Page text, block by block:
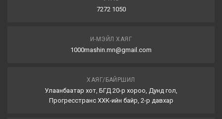
7272 1050
И-МЭЙЛ ХАЯГ
1000mashin.mn@gmail.com
ХАЯГ/БАЙРШИЛ
Улаанбаатар хот, БГД 20-р хороо, Дунд гол,
Прогресстранс ХХК-ийн байр, 2-р давхар